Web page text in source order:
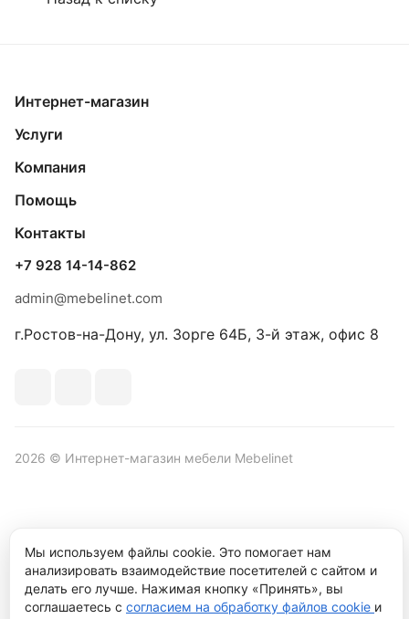
Интернет-магазин
Услуги
Компания
Помощь
Контакты
+7 928 14-14-862
admin@mebelinet.com
г.Ростов-на-Дону, ул. Зорге 64Б, 3-й этаж, офис 8
2026 © Интернет-магазин мебели Mebelinet
конфиденциальности
Продвижение сайта студияРекламный контент
Мы используем файлы cookie. Это помогает нам
анализировать взаимодействие посетителей с сайтом и
делать его лучше. Нажимая кнопку «Принять», вы
соглашаетесь с согласием на обработку файлов cookie и